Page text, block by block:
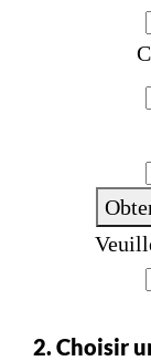
2. Choisir